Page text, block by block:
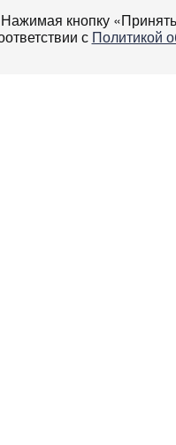
кнопку
с Политикой